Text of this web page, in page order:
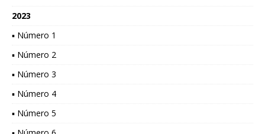
2023
▪ Número 1
▪ Número 2
▪ Número 3
▪ Número 4
▪ Número 5